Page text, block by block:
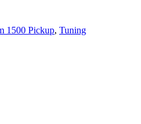
1500 Pickup, Tuning